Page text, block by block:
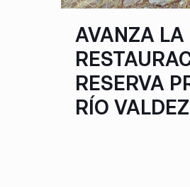
AVANZA LA
RESERVA
RÍO VALDEZ